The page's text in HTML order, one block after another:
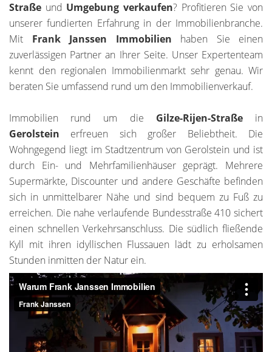
Straße und Umgebungverkaufen? Profitieren Sie von
unserer fundierten Erfahrung in der Immobilienbranche.
Mit Frank Janssen Immobilien haben Sie einen
zuverlässigen Partner an Ihrer Seite. Unser Expertenteam
kennt den regionalen Immobilienmarkt sehr genau. Wir
beraten Sie umfassend rund um den Immobilienverkauf.
Immobilien rund um die Gilze-Rijen-Straße in
Gerolstein erfreuen sich großer Beliebtheit. Die
Wohngegend liegt im Stadtzentrum von Gerolstein und ist
durch Ein- und Mehrfamilienhäuser geprägt. Mehrere
Supermärkte, Discounter und andere Geschäfte befinden
sich in unmittelbarer Nähe und sind bequem zu Fuß zu
erreichen. Die nahe verlaufende Bundesstraße 410 sichert
einen schnellen Verkehrsanschluss. Die südlich fließende
Kyll mit ihren idyllischen Flussauen lädt zu erholsamen
Stunden inmitten der Natur ein.